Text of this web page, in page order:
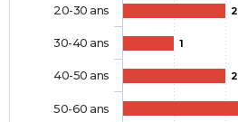
2
1
2
20-30 ans
30-40 ans
40-50 ans
50-60 ans